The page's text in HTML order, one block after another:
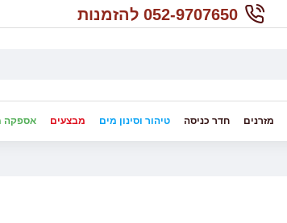
052-9707650 להזמנות
מזרנים חדר כניסה טיהור וסינון מים מבצעים אספקה